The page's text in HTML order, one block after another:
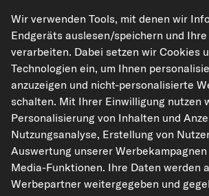
kfzteile24.de carpardoo.nl
carpardoo.dk
Die hier dargestellten Daten, insbesondere die
nicht vervielfältigt werden. Die Vervielfältigung und
der Datenbank ohne vorherige Einwilligung von
Wir verwenden Tools, mit denen wir
Endgeräts auslesen/speichern und
verarbeiten. Dabei setzen wir Cookies
Technologien ein, um Ihnen
anzuzeigen und nicht-personalisierte
schalten. Mit Ihrer Einwilligung nutzen
Personalisierung von Inhalten und
Nutzungsanalyse, Erstellung von
Auswertung unserer
Media-Funktionen. Ihre Daten werden
Werbepartner weitergegeben und